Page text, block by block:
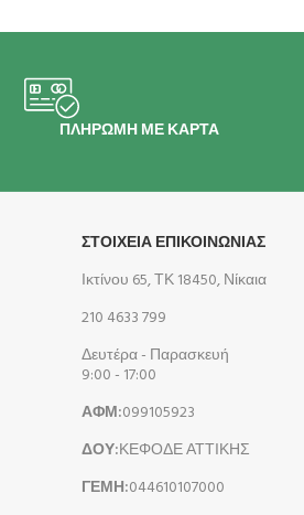
ΠΛΗΡΩΜΗ ΜΕ ΚΑΡΤΑ
ΣΤΟΙΧΕΙΑ ΕΠΙΚΟΙΝΩΝΙΑΣ
Ικτίνου 65, ΤΚ 18450, Νίκαια
210 4633 799
Δευτέρα - Παρασκευή
9:00 - 17:00
ΑΦΜ:099105923
ΔΟΥ:ΚΕΦΟΔΕ ΑΤΤΙΚΗΣ
ΓΕΜΗ:044610107000